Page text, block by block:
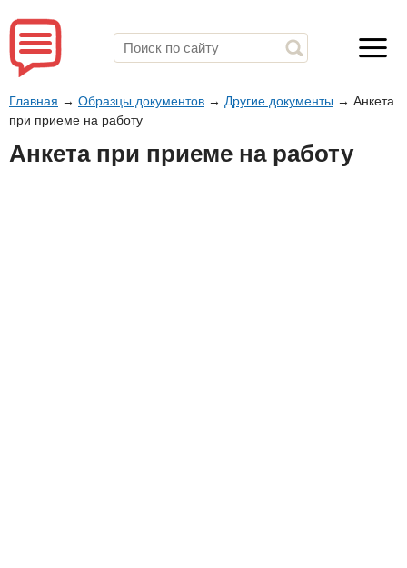
Главная → Образцы документов → Другие документы → Анкета
при приеме на работу
Анкета при приеме на работу